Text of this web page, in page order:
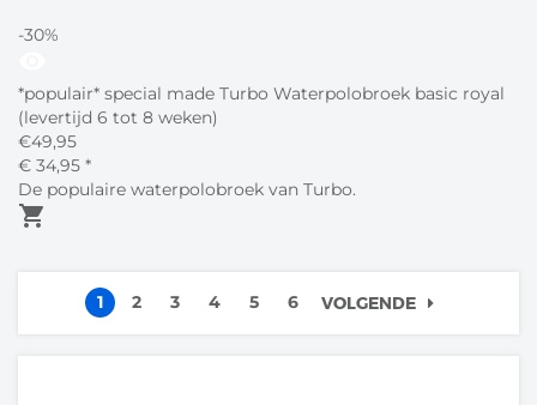
-30%
*populair* special made Turbo Waterpolobroek basic royal
(levertijd 6 tot 8 weken)
€49,95
€ 34,95 *
De populaire waterpolobroek van Turbo.
shopping_cart
1 2 3 4 5 6 VOLGENDE